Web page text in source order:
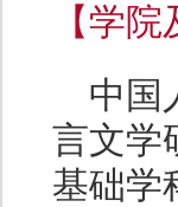
【学
中国
言文学
基础学